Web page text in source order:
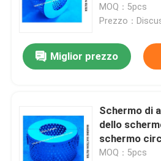
Chi siamo
Fatory Tour
Contattaci
B150 Cb *
aspirazione
MOQ：5pcs
Prezzo：
Miglior prezzo
Schermo di
dello
schermo
623-80 di
MOQ：5pcs